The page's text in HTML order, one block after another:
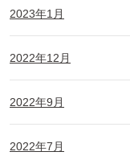
2023年1月
2022年12月
2022年9月
2022年7月